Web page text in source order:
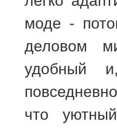
моде -
деловом
удобный
что